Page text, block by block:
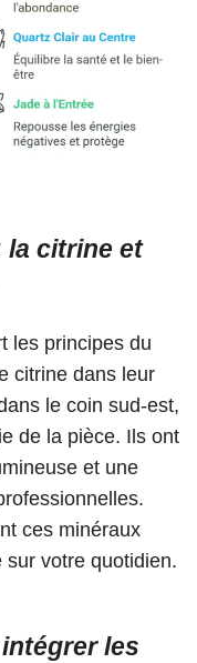
la citrine et
les principes du
citrine dans leur
le coin sud-est,
de la pièce. Ils ont
et une
ces minéraux
votre quotidien.
les